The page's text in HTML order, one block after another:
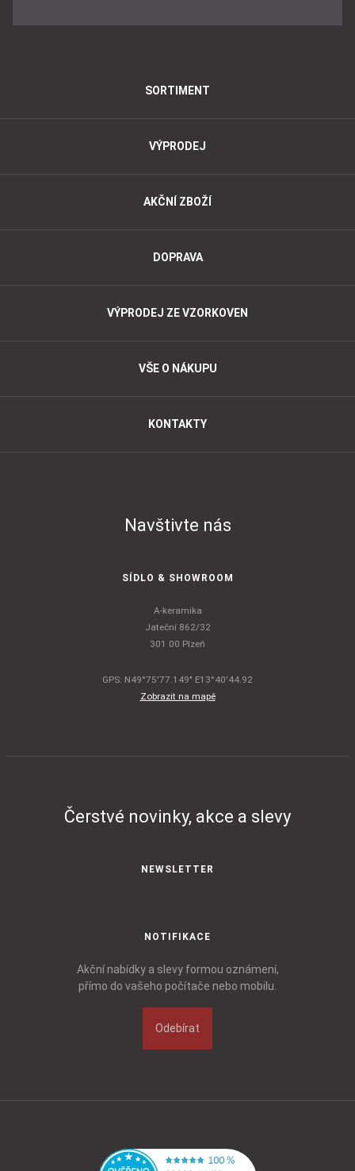
SORTIMENT
VÝPRODEJ
AKČNÍ ZBOŽÍ
DOPRAVA
VÝPRODEJ ZE VZORKOVEN
VŠE O NÁKUPU
KONTAKTY
Navštivte nás
SÍDLO & SHOWROOM
A-keramika
Jateční 862/32
301 00 Plzeň
GPS: N49°75'77.149" E13°40'44.92
Zobrazit na mapě
Čerstvé novinky, akce a slevy
NEWSLETTER
NOTIFIKACE
Akční nabídky a slevy formou oznámení,
přímo do vašeho počítače nebo mobilu.
Odebírat